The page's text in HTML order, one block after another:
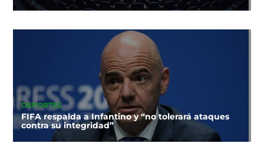
DEPORTES
FIFA respalda a Infantino y “no tolerará ataques
contra su integridad”